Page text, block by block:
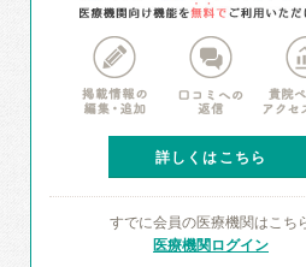
詳しくはこちら
すでに会員の医療機関はこち
医療機関ログイン